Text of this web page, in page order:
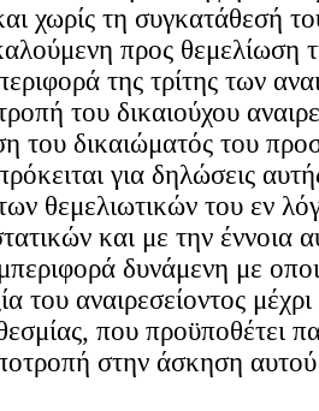
χωρίς τη συγκατάθεσή
προς θεμελίωση
της τρίτης των
του δικαιούχου
του δικαιώματός του
για δηλώσεις
θεμελιωτικών του εν
και με την έννοια
δυνάμενη με
του αναιρεσείοντος
που προϋποθέτει
στην άσκηση αυτού